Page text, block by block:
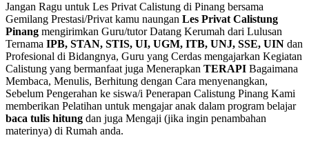
Jangan Ragu untuk Les Privat Calistung di Pinang bersama
Gemilang Prestasi/Privat kamu naungan Les Privat Calistung
Pinang mengirimkan Guru/tutor Datang Kerumah dari Lulusan
Ternama IPB, STAN, STIS, UI, UGM, ITB, UNJ, SSE, UIN dan
Profesional di Bidangnya, Guru yang Cerdas mengajarkan Kegiatan
Calistung yang bermanfaat juga Menerapkan TERAPI Bagaimana
Membaca, Menulis, Berhitung dengan Cara menyenangkan,
Sebelum Pengerahan ke siswa/i Penerapan Calistung Pinang Kami
memberikan Pelatihan untuk mengajar anak dalam program belajar
baca tulis hitung dan juga Mengaji (jika ingin penambahan
materinya) di Rumah anda.